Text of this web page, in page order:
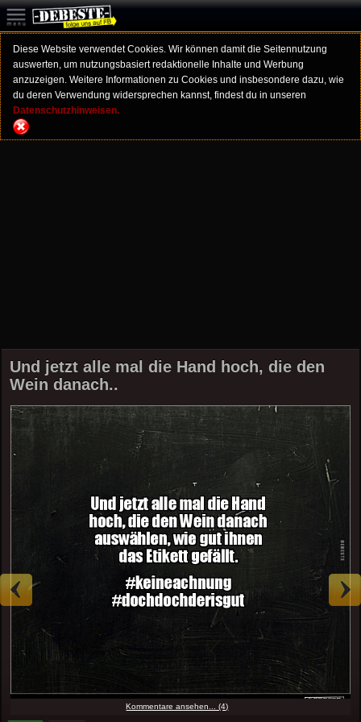
Diese Website verwendet Cookies. Wir können damit die Seitennutzung
auswerten, um nutzungsbasiert redaktionelle Inhalte und Werbung
anzuzeigen. Weitere Informationen zu Cookies und insbesondere dazu, wie
du deren Verwendung widersprechen kannst, findest du in unseren
Datenschutzhinweisen.
Und jetzt alle mal die Hand hoch, die den
Wein danach..
Kommentare ansehen... (4)